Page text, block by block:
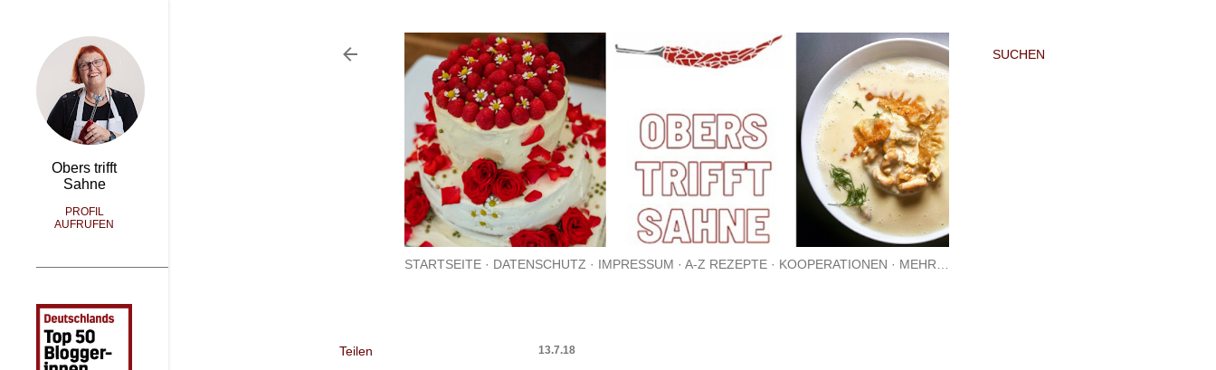
SUCHEN
STARTSEITE DATENSCHUTZ IMPRESSUM A-Z REZEPTE KOOPERATIONEN MEHR…
Teilen 13.7.18
Obers trifft
Sahne
PROFIL
AUFRUFEN